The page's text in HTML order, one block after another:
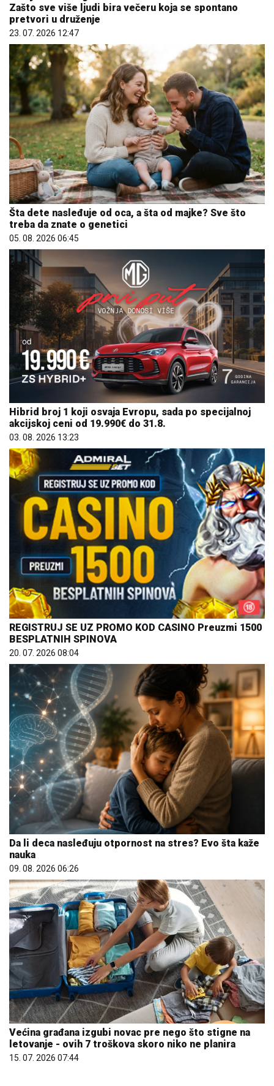
Zašto sve više ljudi bira večeru koja se spontano
pretvori u druženje
23. 07. 2026 12:47
Šta dete nasleđuje od oca, a šta od majke? Sve što
treba da znate o genetici
05. 08. 2026 06:45
Hibrid broj 1 koji osvaja Evropu, sada po specijalnoj
akcijskoj ceni od 19.990€ do 31.8.
03. 08. 2026 13:23
REGISTRUJ SE UZ PROMO KOD CASINO Preuzmi 1500
BESPLATNIH SPINOVA
20. 07. 2026 08:04
Da li deca nasleđuju otpornost na stres? Evo šta kaže
nauka
09. 08. 2026 06:26
Većina građana izgubi novac pre nego što stigne na
letovanje - ovih 7 troškova skoro niko ne planira
15. 07. 2026 07:44